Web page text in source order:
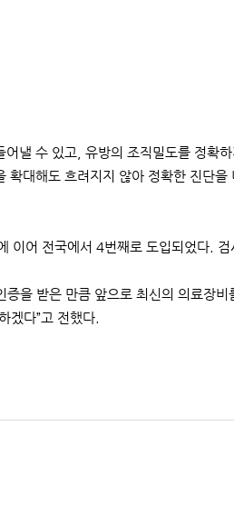
낼 수 있고, 유방의 조직밀도를 정확하
대해도 흐려지지 않아 정확한 진단을
이어 전국에서 4번째로 도입되었다. 검
을 받은 만큼 앞으로 최신의 의료장비
겠다”고 전했다.